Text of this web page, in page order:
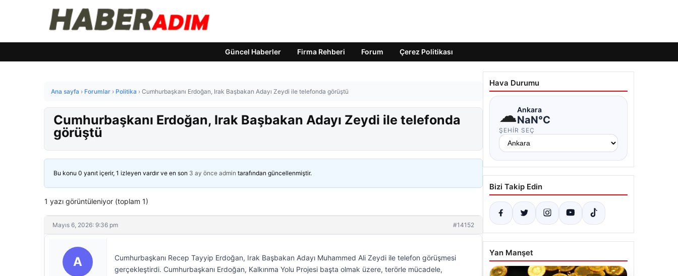
Güncel Haberler Firma Rehberi Forum Çerez Politikası
Ana sayfa › Forumlar › Politika › Cumhurbaşkanı Erdoğan, Irak Başbakan Adayı Zeydi ile telefonda görüştü
Cumhurbaşkanı Erdoğan, Irak Başbakan Adayı Zeydi ile telefonda
görüştü
Bu konu 0 yanıt içerir, 1 izleyen vardır ve en son 3 ay önce admin tarafından güncellenmiştir.
1 yazı görüntüleniyor (toplam 1)
Mayıs 6, 2026: 9:36 pm #14152
A
Cumhurbaşkanı Recep Tayyip Erdoğan, Irak Başbakan Adayı Muhammed Ali Zeydi ile telefon görüşmesi
gerçekleştirdi. Cumhurbaşkanı Erdoğan, Kalkınma Yolu Projesi başta olmak üzere, terörle mücadele,
Hava Durumu
☁Ankara
NaN°C
ŞEHIR SEÇ
Bizi Takip Edin
Yan Manşet